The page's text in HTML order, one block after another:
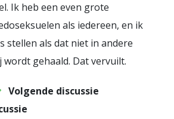
Ik heb een even grote
als iedereen, en ik
stellen als dat niet in andere
wordt gehaald. Dat vervuilt.
Volgende discussie